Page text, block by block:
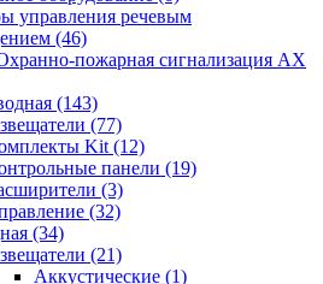
управления речевым
(46)
пожарная сигнализация AX
(143)
(77)
Kit (12)
панели (19)
(3)
(32)
(34)
(21)
Аккустические (1)